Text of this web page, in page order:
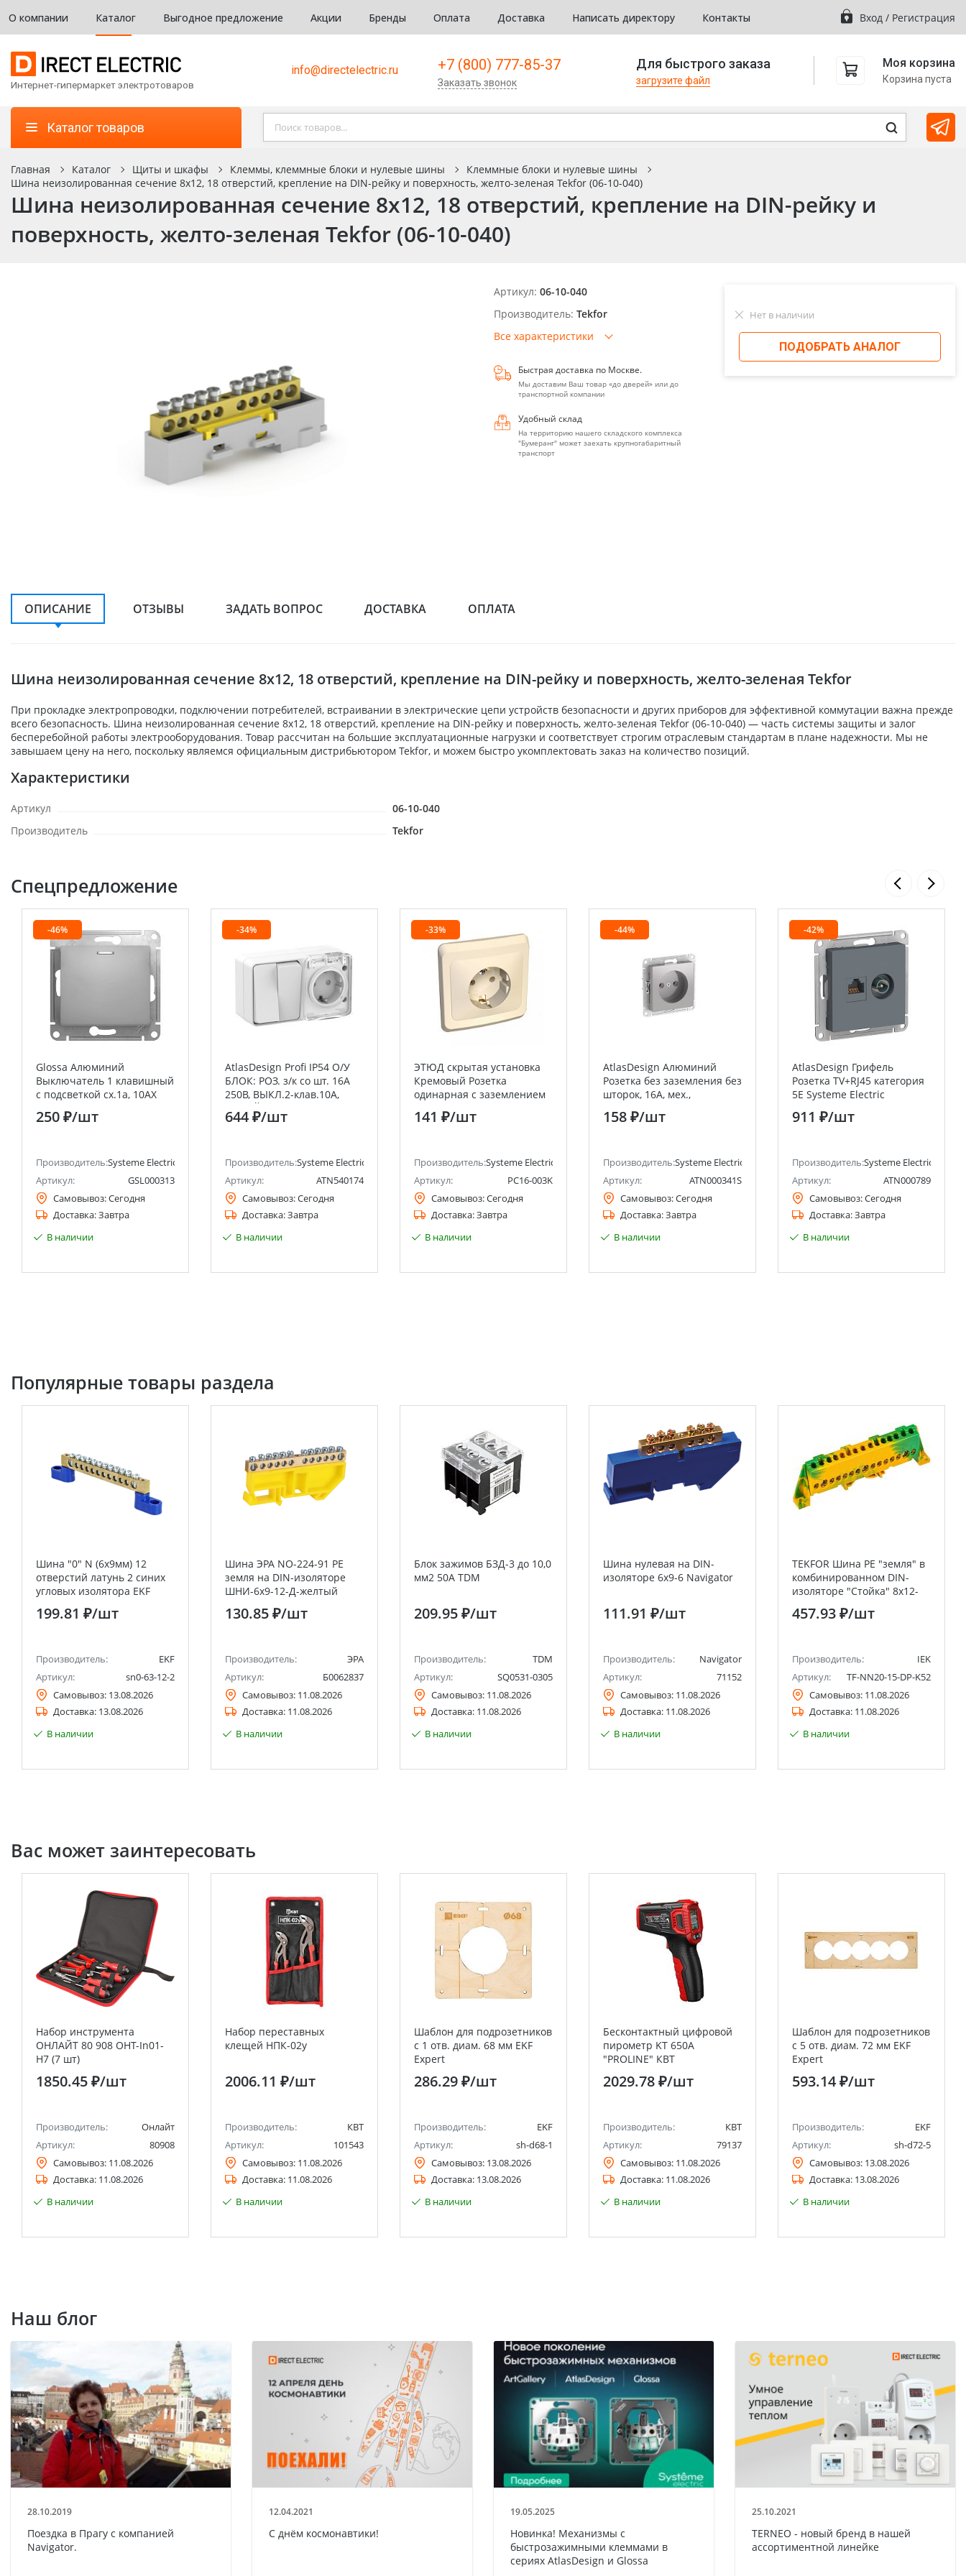
О компании Каталог Выгодное предложение Акции Бренды Оплата Доставка Написать директору Контакты Вход / Регистрация
Интернет-гипермаркет электротоваров
info@directelectric.ru +7 (800) 777-85-37
Заказать звонок
Для быстрого заказа
загрузите файл
Моя корзина
Корзина пуста
Каталог товаров
Главная Каталог Щиты и шкафы Клеммы, клеммные блоки и нулевые шины
Клеммные блоки и нулевые шины
Шина неизолированная сечение 8х12, 18 отверстий, крепление на DIN-рейку и поверхность, желто-зеленая Tekfor (06-10-040)
Шина неизолированная сечение 8х12, 18 отверстий, крепление на DIN-рейку и
поверхность, желто-зеленая Tekfor (06-10-040)
Артикул: 06-10-040
Производитель: Tekfor
Все характеристики
Быстрая доставка по Москве.
Мы доставим Ваш товар «до дверей» или до
транспортной компании
Удобный склад
На территорию нашего складского комплекса
"Бумеранг" может заехать крупногабаритный
транспорт
Нет в наличии
ПОДОБРАТЬ АНАЛОГ
ОПИСАНИЕ ОТЗЫВЫ ЗАДАТЬ ВОПРОС ДОСТАВКА ОПЛАТА
Шина неизолированная сечение 8х12, 18 отверстий, крепление на DIN-рейку и поверхность, желто-зеленая Tekfor
При прокладке электропроводки, подключении потребителей, встраивании в электрические цепи устройств безопасности и других приборов для эффективной коммутации важна прежде
всего безопасность. Шина неизолированная сечение 8х12, 18 отверстий, крепление на DIN-рейку и поверхность, желто-зеленая Tekfor (06-10-040) — часть системы защиты и залог
бесперебойной работы электрооборудования. Товар рассчитан на большие эксплуатационные нагрузки и соответствует строгим отраслевым стандартам в плане надежности. Мы не
завышаем цену на него, поскольку являемся официальным дистрибьютором Tekfor, и можем быстро укомплектовать заказ на количество позиций.
Характеристики
Артикул
06-10-040
Производитель
Tekfor
Спецпредложение
Schneider Electric)
-46%
Glossa Алюминий
Выключатель 1 клавишный
с подсветкой сх.1а, 10АХ
Systeme Electric (Schneider
Electric)
250 ₽/шт
Производитель:Systeme Electric (ранее Schneider Electric)
Артикул:
GSL000313
Самовывоз:Сегодня
Доставка:Завтра
В наличии
-34%
AtlasDesign Profi IP54 О/У
БЛОК: РОЗ. з/к со шт. 16А
250B, ВЫКЛ.2-клав.10А,
БЕЛЫЙ, Россия Systeme
Electric (Schneider Electric)
644 ₽/шт
Производитель:Systeme Electric (ранее Schneider Electric)
Артикул:
ATN540174
Самовывоз:Сегодня
Доставка:Завтра
В наличии
-33%
ЭТЮД скрытая установка
Кремовый Розетка
одинарная с заземлением
Systeme Electric (Schneider
Electric)
141 ₽/шт
Производитель:Systeme Electric (ранее Schneider Electric)
Артикул:
PC16-003K
Самовывоз:Сегодня
Доставка:Завтра
В наличии
-44%
AtlasDesign Алюминий
Розетка без заземления без
шторок, 16А, мех.,
быстрозажим. клемм
158 ₽/шт
Производитель:Systeme Electric (ранее Schneider Electric)
Артикул:
ATN000341S
Самовывоз:Сегодня
Доставка:Завтра
В наличии
-42%
AtlasDesign Грифель
Розетка TV+RJ45 категория
5E Systeme Electric
(Schneider Electric)
911 ₽/шт
Производитель:Systeme Electric
Артикул:
ATN000789
Самовывоз:Сегодня
Доставка:Завтра
В наличии
Популярные товары раздела
Шина "0" N (6х9мм) 12
отверстий латунь 2 синих
угловых изолятора EKF
199.81 ₽/шт
Производитель:
EKF
Артикул:
sn0-63-12-2
Самовывоз: 13.08.2026
Доставка: 13.08.2026
В наличии
Шина ЭРА NO-224-91 PE
земля на DIN-изоляторе
ШНИ-6х9-12-Д-желтый
130.85 ₽/шт
Производитель:
ЭРА
Артикул:
Б0062837
Самовывоз: 11.08.2026
Доставка: 11.08.2026
В наличии
Блок зажимов БЗД-3 до 10,0
мм2 50A TDM
209.95 ₽/шт
Производитель:
TDM
Артикул:
SQ0531-0305
Самовывоз: 11.08.2026
Доставка: 11.08.2026
В наличии
Шина нулевая на DIN-
изоляторе 6х9-6 Navigator
111.91 ₽/шт
Производитель:
Navigator
Артикул:
71152
Самовывоз: 11.08.2026
Доставка: 11.08.2026
В наличии
TEKFOR Шина PE "земля" в
комбинированном DIN-
изоляторе "Стойка" 8х12-
457.93 ₽/шт
Производитель:
IEK
Артикул:
TF-NN20-15-DP-K52
Самовывоз: 11.08.2026
Доставка: 11.08.2026
В наличии
Вас может заинтересовать
Набор инструмента
ОНЛАЙТ 80 908 OHT-In01-
H7 (7 шт)
1850.45 ₽/шт
Производитель:
Онлайт
Артикул:
80908
Самовывоз: 11.08.2026
Доставка: 11.08.2026
В наличии
Набор переставных
клещей НПК-02у
2006.11 ₽/шт
Производитель:
КВТ
Артикул:
101543
Самовывоз: 11.08.2026
Доставка: 11.08.2026
В наличии
Шаблон для подрозетников
c 1 отв. диам. 68 мм EKF
Expert
286.29 ₽/шт
Производитель:
EKF
Артикул:
sh-d68-1
Самовывоз: 13.08.2026
Доставка: 13.08.2026
В наличии
Бесконтактный цифровой
пирометр KT 650A
"PROLINE" КВТ
2029.78 ₽/шт
Производитель:
КВТ
Артикул:
79137
Самовывоз: 11.08.2026
Доставка: 11.08.2026
В наличии
Шаблон для подрозетников
c 5 отв. диам. 72 мм EKF
Expert
593.14 ₽/шт
Производитель:
EKF
Артикул:
sh-d72-5
Самовывоз: 13.08.2026
Доставка: 13.08.2026
В наличии
Наш блог
28.10.2019
Поездка в Прагу с компанией
Navigator.
12.04.2021
С днём космонавтики!
19.05.2025
Новинка! Механизмы с
быстрозажимными клеммами в
сериях AtlasDesign и Glossa
25.10.2021
TERNEO - новый бренд в нашей
ассортиментной линейке